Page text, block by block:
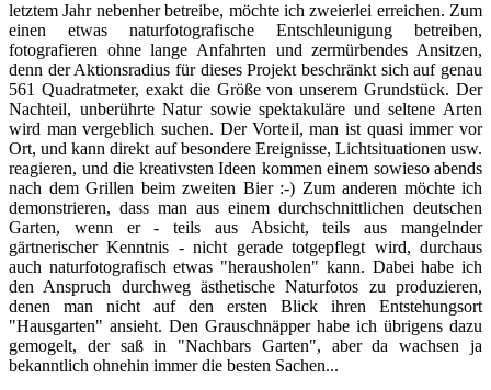
letztem Jahr nebenher betreibe, möchte ich zweierlei erreichen. Zum
einen etwas naturfotografische Entschleunigung betreiben,
fotografieren ohne lange Anfahrten und zermürbendes Ansitzen,
denn der Aktionsradius für dieses Projekt beschränkt sich auf genau
561 Quadratmeter, exakt die Größe von unserem Grundstück. Der
Nachteil, unberührte Natur sowie spektakuläre und seltene Arten
wird man vergeblich suchen. Der Vorteil, man ist quasi immer vor
Ort, und kann direkt auf besondere Ereignisse, Lichtsituationen usw.
reagieren, und die kreativsten Ideen kommen einem sowieso abends
nach dem Grillen beim zweiten Bier :-) Zum anderen möchte ich
demonstrieren, dass man aus einem durchschnittlichen deutschen
Garten, wenn er - teils aus Absicht, teils aus mangelnder
gärtnerischer Kenntnis - nicht gerade totgepflegt wird, durchaus
auch naturfotografisch etwas "herausholen" kann. Dabei habe ich
den Anspruch durchweg ästhetische Naturfotos zu produzieren,
denen man nicht auf den ersten Blick ihren Entstehungsort
"Hausgarten" ansieht. Den Grauschnäpper habe ich übrigens dazu
gemogelt, der saß in "Nachbars Garten", aber da wachsen ja
bekanntlich ohnehin immer die besten Sachen...